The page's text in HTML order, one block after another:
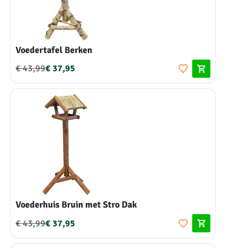
Voedertafel Berken
€ 43,99€ 37,95
Voederhuis Bruin met Stro Dak
€ 43,99€ 37,95